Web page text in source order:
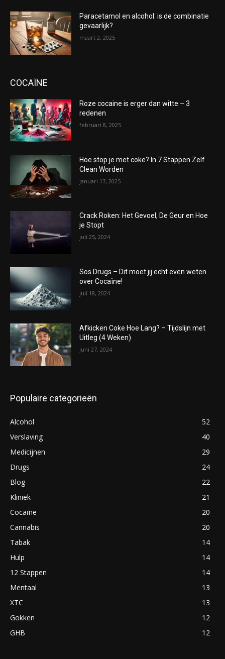
Paracetamol en alcohol: is de combinatie
gevaarlijk?
maart 2, 2025
COCAÏNE
Roze cocaine is erger dan witte – 3
redenen
februari 8, 2025
Hoe stop je met coke? In 7 Stappen Zelf
Clean Worden
januari 17, 2025
Crack Roken: Het Gevoel, De Geur en Hoe
je Stopt
juli 25, 2024
Sos Drugs – Dit moet jij echt even weten
over Cocaïne!
juli 18, 2024
Afkicken Coke Hoe Lang? – Tijdslijn met
Uitleg (4 Weken)
juni 27, 2024
Populaire categorieën
Alcohol
52
Verslaving
40
Medicijnen
29
Drugs
24
Blog
22
Kliniek
21
Cocaïne
20
Cannabis
20
Tabak
14
Hulp
14
12 Stappen
14
Mentaal
13
XTC
13
Gokken
12
GHB
12